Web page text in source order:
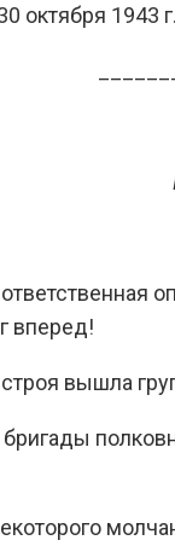
1943
вперед!
вышла